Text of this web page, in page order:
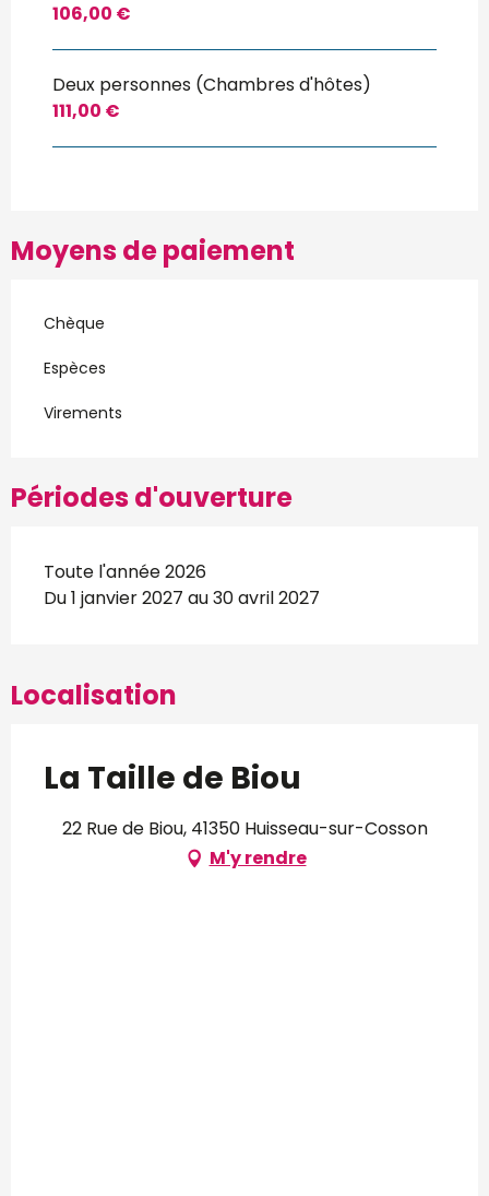
106,00 €
Deux personnes (Chambres d'hôtes)
111,00 €
Moyens de paiement
Chèque
Espèces
Virements
Périodes d'ouverture
Toute l'année 2026
Du 1 janvier 2027 au 30 avril 2027
Localisation
La Taille de Biou
22 Rue de Biou, 41350 Huisseau-sur-Cosson
M'y rendre